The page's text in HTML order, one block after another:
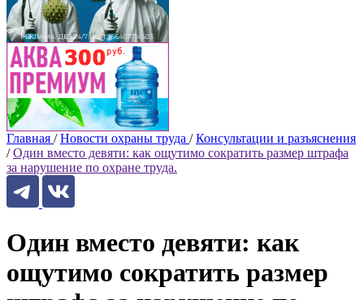
Главная / Новости охраны труда / Консультации и разъяснения
/ Один вместо девяти: как ощутимо сократить размер штрафа
за нарушение по охране труда.
Один вместо девяти: как
ощутимо сократить размер